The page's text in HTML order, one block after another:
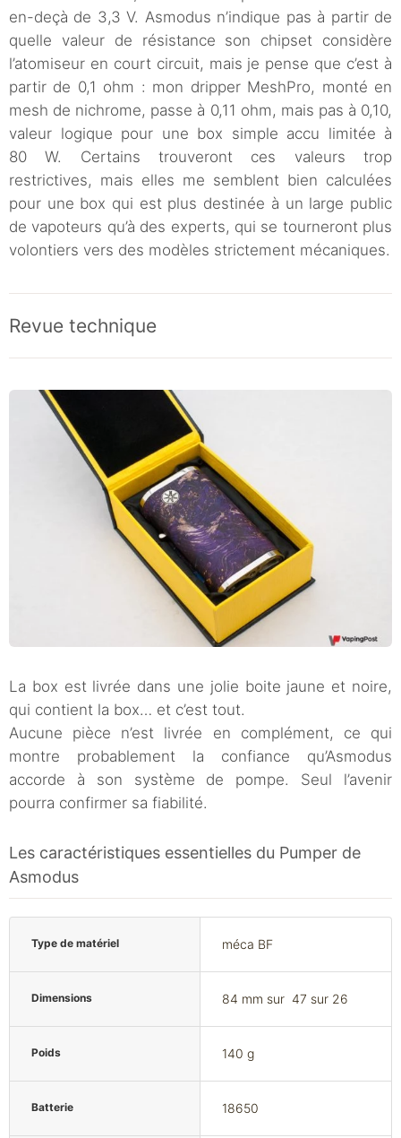
en-deçà de 3,3 V. Asmodus n’indique pas à partir de
quelle valeur de résistance son chipset considère
l’atomiseur en court circuit, mais je pense que c’est à
partir de 0,1 ohm : mon dripper MeshPro, monté en
mesh de nichrome, passe à 0,11 ohm, mais pas à 0,10,
valeur logique pour une box simple accu limitée à
80 W. Certains trouveront ces valeurs trop
restrictives, mais elles me semblent bien calculées
pour une box qui est plus destinée à un large public
de vapoteurs qu’à des experts, qui se tourneront plus
volontiers vers des modèles strictement mécaniques.
Revue technique
La box est livrée dans une jolie boite jaune et noire,
qui contient la box… et c’est tout.
Aucune pièce n’est livrée en complément, ce qui
montre probablement la confiance qu’Asmodus
accorde à son système de pompe. Seul l’avenir
pourra confirmer sa fiabilité.
Les caractéristiques essentielles du Pumper de
Asmodus
Type de matériel méca BF
Dimensions 84 mm sur 47 sur 26
Poids 140 g
Batterie 18650